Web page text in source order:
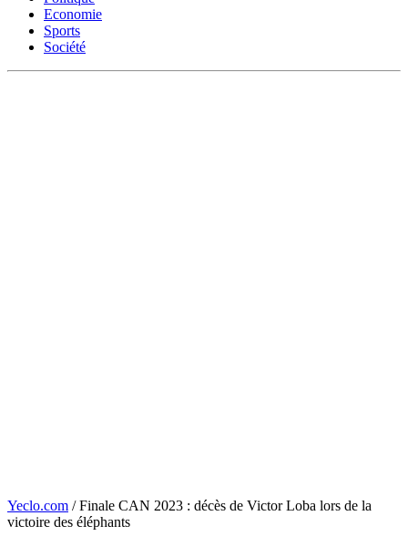
Economie
Sports
Société
Yeclo.com / Finale CAN 2023 : décès de Victor Loba lors de la
victoire des éléphants